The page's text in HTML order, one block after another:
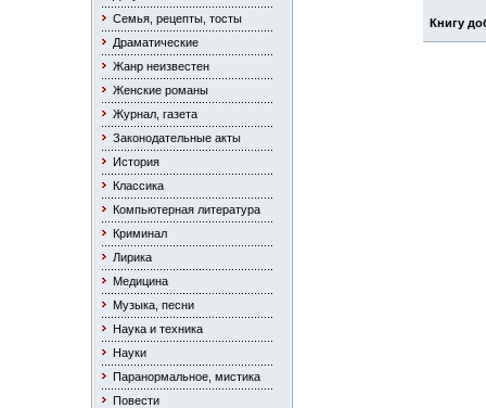
Семья, рецепты, тосты
Драматические
Жанр неизвестен
Женские романы
Журнал, газета
Законодательные акты
История
Классика
Компьютерная литература
Криминал
Лирика
Медицина
Музыка, песни
Наука и техника
Науки
Паранормальное, мистика
Повести
Книгу